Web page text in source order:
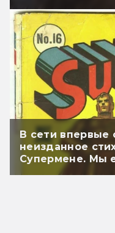
В сети впервые
неизданное
Супермене. Мы